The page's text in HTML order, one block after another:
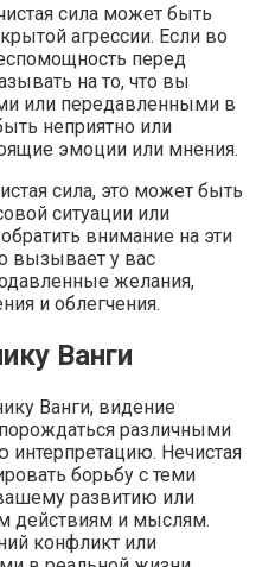
сила может быть
агрессии. Если во
перед
на то, что вы
или передавленными в
неприятно или
эмоции или мнения.
сила, это может быть
ситуации или
внимание на эти
вызывает у вас
желания,
и облегчения.
Ванги
Ванги, видение
различными
интерпретацию. Нечистая
борьбу с теми
развитию или
действиям и мыслям.
конфликт или